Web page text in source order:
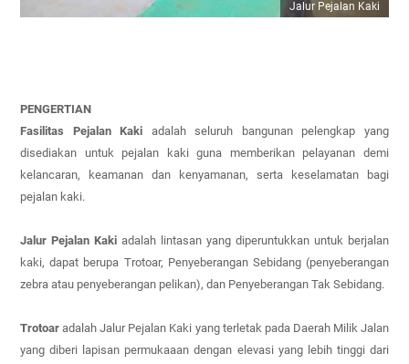
Jalur Pejalan Kaki
PENGERTIAN
Fasilitas Pejalan Kaki adalah seluruh bangunan pelengkap yang
disediakan untuk pejalan kaki guna memberikan pelayanan demi
kelancaran, keamanan dan kenyamanan, serta keselamatan bagi
pejalan kaki.
Jalur Pejalan Kaki adalah lintasan yang diperuntukkan untuk berjalan
kaki, dapat berupa Trotoar, Penyeberangan Sebidang (penyeberangan
zebra atau penyeberangan pelikan), dan Penyeberangan Tak Sebidang.
Trotoar adalah Jalur Pejalan Kaki yang terletak pada Daerah Milik Jalan
yang diberi lapisan permukaaan dengan elevasi yang lebih tinggi dari